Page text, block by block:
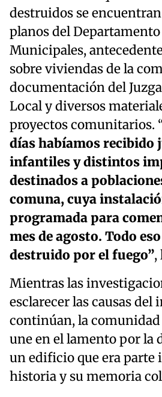
destruidos se
planos del Departamento
Municipales,
sobre viviendas de la
documentación del
Local y diversos
proyectos comunitarios.
días habíamos recibido
infantiles y distintos
destinados a
comuna, cuya
programada para
mes de agosto. Todo
destruido por el fuego”,
Mientras las
esclarecer las causas del
continúan, la comunidad
une en el lamento por la
un edificio que era parte
historia y su memoria